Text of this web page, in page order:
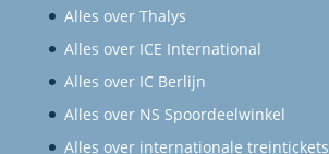
Alles over Thalys
Alles over ICE International
Alles over IC Berlijn
Alles over NS Spoordeelwinkel
Alles over internationale treintickets